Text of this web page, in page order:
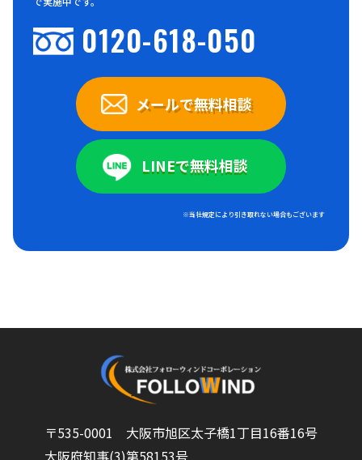
0120-618-050
メールで無料相談
LINEで無料相談
※当社規定により引き取れない場合もございます
〒535-0001 大阪市旭区太子橋1丁目16番16号
大阪府知事(3)第58153号